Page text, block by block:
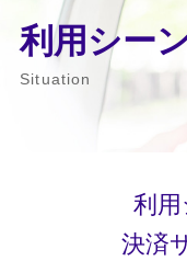
利用シー
Situation
利
決済